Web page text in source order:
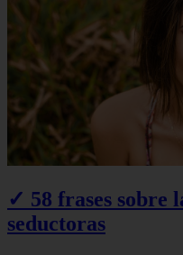
✓ 58 frases sobre
seductoras